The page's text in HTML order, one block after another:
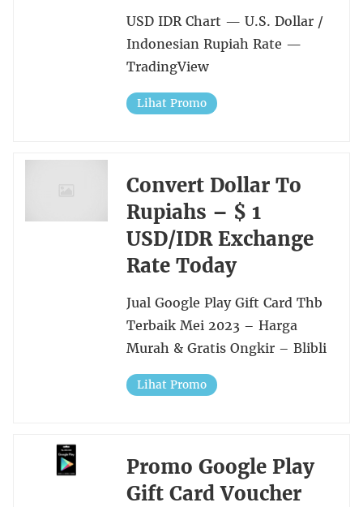
USD IDR Chart — U.S. Dollar /
Indonesian Rupiah Rate —
TradingView
Lihat Promo
Convert Dollar To
Rupiahs – $ 1
USD/IDR Exchange
Rate Today
Jual Google Play Gift Card Thb
Terbaik Mei 2023 – Harga
Murah & Gratis Ongkir – Blibli
Lihat Promo
Promo Google Play
Gift Card Voucher